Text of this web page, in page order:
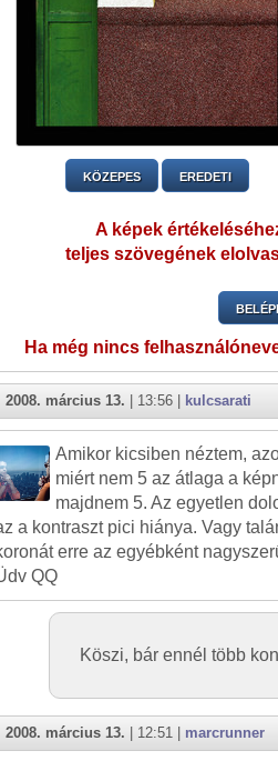
KÖZEPES EREDETI
A képek
teljes szövegének
Ha még nincs
2008. március 13. | 13:56 | kulcsarati
Amikor kicsiben néztem,
miért nem 5 az átlaga a
majdnem 5. Az egyetlen
a kontraszt pici hiánya. Vagy
erre az egyébként
QQ
Köszi, bár ennél több
2008. március 13. | 12:51 | marcrunner